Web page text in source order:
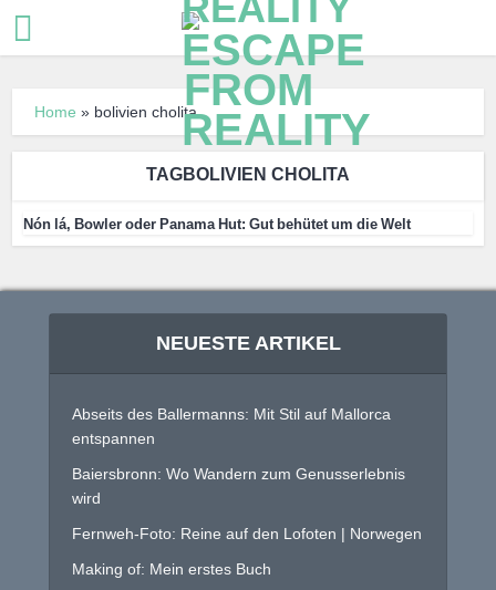
Home » bolivien cholita
TAGBOLIVIEN CHOLITA
Nón lá, Bowler oder Panama Hut: Gut behütet um die Welt
NEUESTE ARTIKEL
Abseits des Ballermanns: Mit Stil auf Mallorca
entspannen
Baiersbronn: Wo Wandern zum Genusserlebnis
wird
Fernweh-Foto: Reine auf den Lofoten | Norwegen
Making of: Mein erstes Buch